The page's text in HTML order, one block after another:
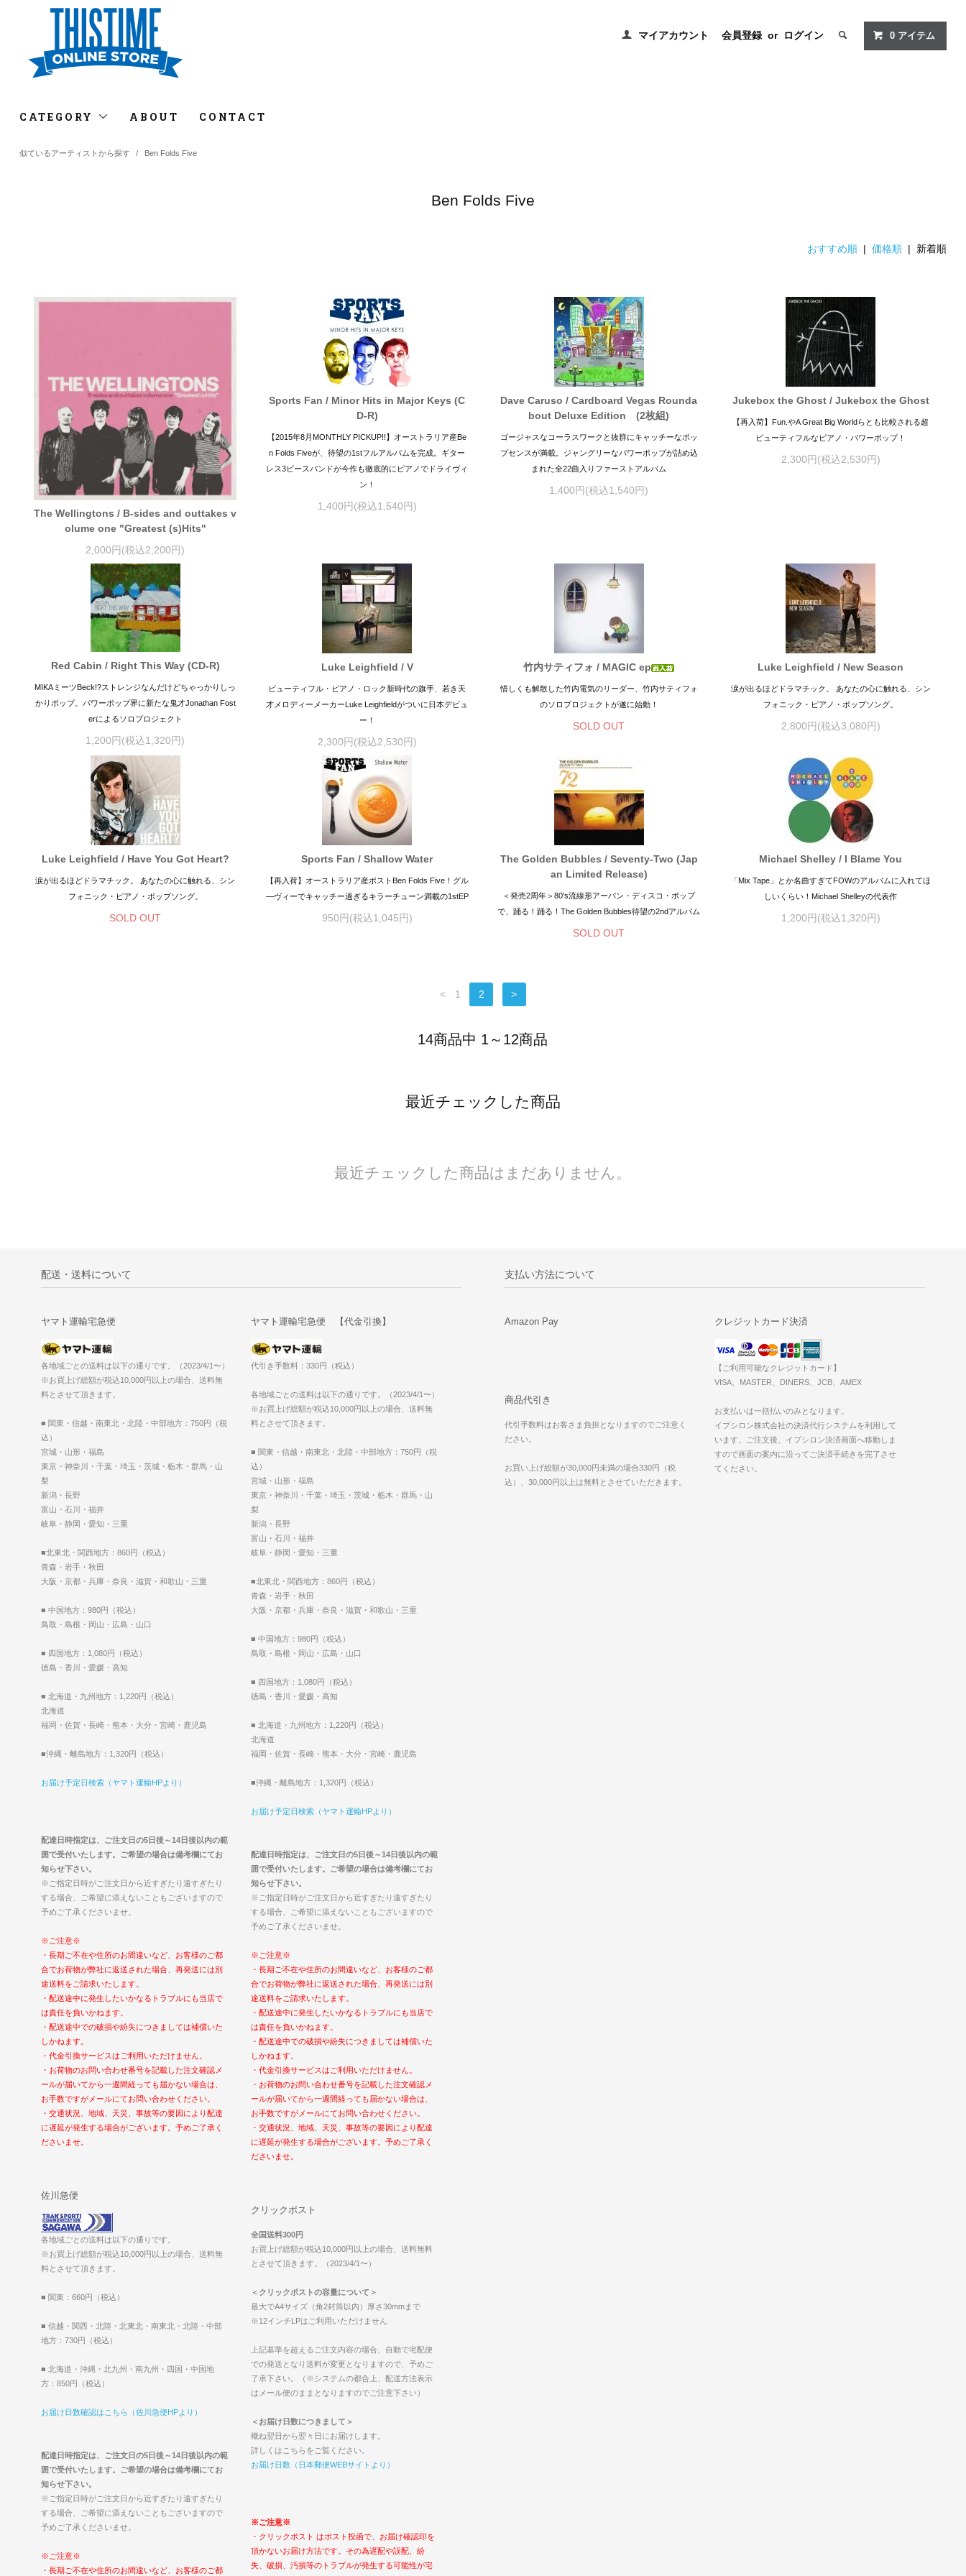
マイアカウント 会員登録 or ログイン 0 アイテム
CATEGORY ABOUT CONTACT
似ているアーティストから探す / Ben Folds Five
Ben Folds Five
おすすめ順 |価格順 | 新着順
The Wellingtons / B-sides and outtakes v
olume one "Greatest (s)Hits"
2,000円(税込2,200円)
Sports Fan / Minor Hits in Major Keys (C
D-R)
【2015年8月MONTHLY PICKUP!!】オーストラリア産Be
n Folds Fiveが、待望の1stフルアルバムを完成。ギター
レス3ピースバンドが今作も徹底的にピアノでドライヴィ
ン！
1,400円(税込1,540円)
Dave Caruso / Cardboard Vegas Rounda
bout Deluxe Edition (2枚組)
ゴージャスなコーラスワークと抜群にキャッチーなポッ
プセンスが満載。ジャングリーなパワーポップが詰め込
まれた全22曲入りファーストアルバム
1,400円(税込1,540円)
Jukebox the Ghost / Jukebox the Ghost
【再入荷】Fun.やA Great Big Worldらとも比較される超
ビューティフルなピアノ・パワーポップ！
2,300円(税込2,530円)
Red Cabin / Right This Way (CD-R)
MIKAミーツBeck!?ストレンジなんだけどちゃっかりしっ
かりポップ。パワーポップ界に新たな鬼才Jonathan Fost
erによるソロプロジェクト
1,200円(税込1,320円)
Luke Leighfield / V
ビューティフル・ピアノ・ロック新時代の旗手、若き天
才メロディーメーカーLuke Leighfieldがついに日本デビュ
ー！
2,300円(税込2,530円)
竹内サティフォ / MAGIC ep
惜しくも解散した竹内電気のリーダー、竹内サティフォ
のソロプロジェクトが遂に始動！
SOLD OUT
Luke Leighfield / New Season
涙が出るほどドラマチック。 あなたの心に触れる、シン
フォニック・ピアノ・ポップソング。
2,800円(税込3,080円)
Luke Leighfield / Have You Got Heart?
涙が出るほどドラマチック。 あなたの心に触れる、シン
フォニック・ピアノ・ポップソング。
SOLD OUT
Sports Fan / Shallow Water
【再入荷】オーストラリア産ポストBen Folds Five！グル
―ヴィーでキャッチー過ぎるキラーチューン満載の1stEP
950円(税込1,045円)
The Golden Bubbles / Seventy-Two (Jap
an Limited Release)
＜発売2周年＞80's流線形アーバン・ディスコ・ポップ
で、踊る！踊る！The Golden Bubbles待望の2ndアルバム
SOLD OUT
Michael Shelley / I Blame You
「Mix Tape」とか名曲すぎてFOWのアルバムに入れてほ
しいくらい！Michael Shelleyの代表作
1,200円(税込1,320円)
< 1 2 >
14商品中 1～12商品
最近チェックした商品
最近チェックした商品はまだありません。
配送・送料について
ヤマト運輸宅急便
各地域ごとの送料は以下の通りです。（2023/4/1〜）
※お買上げ総額が税込10,000円以上の場合、送料無
料とさせて頂きます。
■ 関東・信越・南東北・北陸・中部地方：750円（税
込）
宮城・山形・福島
東京・神奈川・千葉・埼玉・茨城・栃木・群馬・山
梨
新潟・長野
富山・石川・福井
岐阜・静岡・愛知・三重
■北東北・関西地方：860円（税込）
青森・岩手・秋田
大阪・京都・兵庫・奈良・滋賀・和歌山・三重
■ 中国地方：980円（税込）
鳥取・島根・岡山・広島・山口
■ 四国地方：1,080円（税込）
徳島・香川・愛媛・高知
■ 北海道・九州地方：1,220円（税込）
北海道
福岡・佐賀・長崎・熊本・大分・宮崎・鹿児島
■沖縄・離島地方：1,320円（税込）
お届け予定日検索（ヤマト運輸HPより）
配達日時指定は、ご注文日の5日後～14日後以内の範
囲で受付いたします。ご希望の場合は備考欄にてお
知らせ下さい。
※ご指定日時がご注文日から近すぎたり遠すぎたり
する場合、ご希望に添えないこともございますので
予めご了承くださいませ。
※ご注意※
・長期ご不在や住所のお間違いなど、お客様のご都
合でお荷物が弊社に返送された場合、再発送には別
途送料をご請求いたします。
・配送途中に発生したいかなるトラブルにも当店で
は責任を負いかねます。
・配送途中での破損や紛失につきましては補償いた
しかねます。
・代金引換サービスはご利用いただけません。
・お荷物のお問い合わせ番号を記載した注文確認メ
ールが届いてから一週間経っても届かない場合は、
お手数ですがメールにてお問い合わせください。
・交通状況、地域、天災、事故等の要因により配達
に遅延が発生する場合がございます。予めご了承く
ださいませ。
ヤマト運輸宅急便 【代金引換】
代引き手数料：330円（税込）
各地域ごとの送料は以下の通りです。（2023/4/1〜）
※お買上げ総額が税込10,000円以上の場合、送料無
料とさせて頂きます。
■ 関東・信越・南東北・北陸・中部地方：750円（税
込）
宮城・山形・福島
東京・神奈川・千葉・埼玉・茨城・栃木・群馬・山
梨
新潟・長野
富山・石川・福井
岐阜・静岡・愛知・三重
■北東北・関西地方：860円（税込）
青森・岩手・秋田
大阪・京都・兵庫・奈良・滋賀・和歌山・三重
■ 中国地方：980円（税込）
鳥取・島根・岡山・広島・山口
■ 四国地方：1,080円（税込）
徳島・香川・愛媛・高知
■ 北海道・九州地方：1,220円（税込）
北海道
福岡・佐賀・長崎・熊本・大分・宮崎・鹿児島
■沖縄・離島地方：1,320円（税込）
お届け予定日検索（ヤマト運輸HPより）
配達日時指定は、ご注文日の5日後～14日後以内の範
囲で受付いたします。ご希望の場合は備考欄にてお
知らせ下さい。
※ご指定日時がご注文日から近すぎたり遠すぎたり
する場合、ご希望に添えないこともございますので
予めご了承くださいませ。
※ご注意※
・長期ご不在や住所のお間違いなど、お客様のご都
合でお荷物が弊社に返送された場合、再発送には別
途送料をご請求いたします。
・配送途中に発生したいかなるトラブルにも当店で
は責任を負いかねます。
・配送途中での破損や紛失につきましては補償いた
しかねます。
・代金引換サービスはご利用いただけません。
・お荷物のお問い合わせ番号を記載した注文確認メ
ールが届いてから一週間経っても届かない場合は、
お手数ですがメールにてお問い合わせください。
・交通状況、地域、天災、事故等の要因により配達
に遅延が発生する場合がございます。予めご了承く
ださいませ。
佐川急便
各地域ごとの送料は以下の通りです。
※お買上げ総額が税込10,000円以上の場合、送料無
料とさせて頂きます。
■ 関東：660円（税込）
■ 信越・関西・北陸・北東北・南東北・北陸・中部
地方：730円（税込）
■ 北海道・沖縄・北九州・南九州・四国・中国地
方：850円（税込）
お届け日数確認はこちら（佐川急便HPより）
配達日時指定は、ご注文日の5日後～14日後以内の範
囲で受付いたします。ご希望の場合は備考欄にてお
知らせ下さい。
※ご指定日時がご注文日から近すぎたり遠すぎたり
する場合、ご希望に添えないこともございますので
予めご了承くださいませ。
※ご注意※
・長期ご不在や住所のお間違いなど、お客様のご都
クリックポスト
全国送料300円
お買上げ総額が税込10,000円以上の場合、送料無料
とさせて頂きます。（2023/4/1〜）
＜クリックポストの容量について＞
最大でA4サイズ（角2封筒以内）厚さ30mmまで
※12インチLPはご利用いただけません
上記基準を超えるご注文内容の場合、自動で宅配便
での発送となり送料が変更となりますので、予めご
了承下さい。（※システムの都合上、配送方法表示
はメール便のままとなりますのでご注意下さい）
＜お届け日数につきまして＞
概ね翌日から翌々日にお届けします。
詳しくはこちらをご覧ください。
お届け日数（日本郵便WEBサイトより）
※ご注意※
・クリックポスト はポスト投函で、お届け確認印を
頂かないお届け方法です。その為遅配や誤配、紛
失、破損、汚損等のトラブルが発生する可能性が宅
支払い方法について
Amazon Pay クレジットカード決済
【ご利用可能なクレジットカード】
VISA、MASTER、DINERS、JCB、AMEX
お支払いは一括払いのみとなります。
イプシロン株式会社の決済代行システムを利用して
います。ご注文後、イプシロン決済画面へ移動しま
すので画面の案内に沿ってご決済手続きを完了させ
てください。
商品代引き
代引手数料はお客さま負担となりますのでご注意く
ださい。
お買い上げ総額が30,000円未満の場合330円（税
込）、30,000円以上は無料とさせていただきます。